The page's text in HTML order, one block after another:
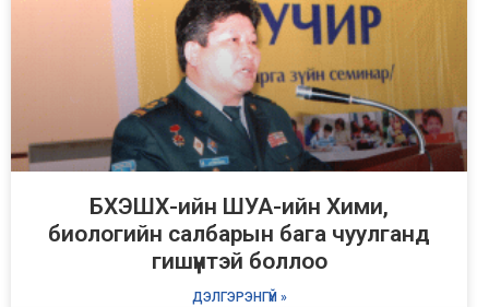
БХЭШХ-ийн ШУА-ийн Хими,
биологийн салбарын бага чуулганд
гишүүнтэй боллоо
ДЭЛГЭРЭНГҮЙ »